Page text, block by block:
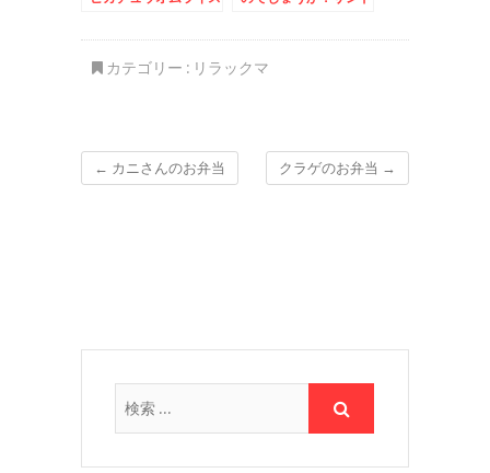
カテゴリー : リラックマ
← カニさんのお弁当 クラゲのお弁当 →